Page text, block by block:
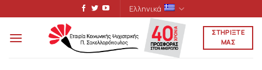
στο
περιεχόμενο
Ελληνικά
ΣΤΗΡΙΞΤΕ
ΜΑΣ